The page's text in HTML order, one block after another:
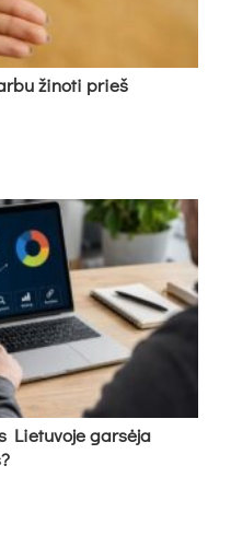
žinoti prieš
Lietuvoje garsėja